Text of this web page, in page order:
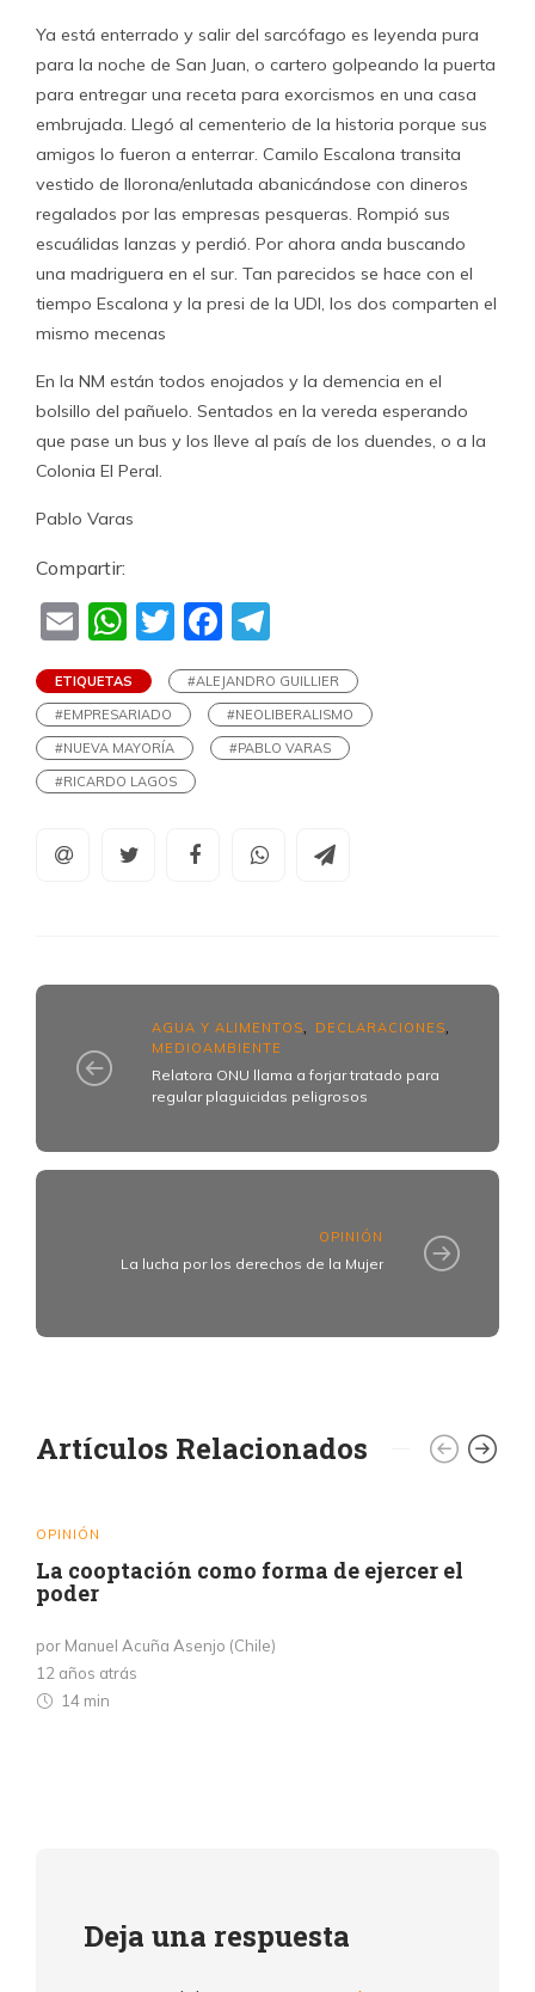
Ya está enterrado y salir del sarcófago es leyenda pura
para la noche de San Juan, o cartero golpeando la puerta
para entregar una receta para exorcismos en una casa
embrujada. Llegó al cementerio de la historia porque sus
amigos lo fueron a enterrar. Camilo Escalona transita
vestido de llorona/enlutada abanicándose con dineros
regalados por las empresas pesqueras. Rompió sus
escuálidas lanzas y perdió. Por ahora anda buscando
una madriguera en el sur. Tan parecidos se hace con el
tiempo Escalona y la presi de la UDI, los dos comparten el
mismo mecenas
En la NM están todos enojados y la demencia en el
bolsillo del pañuelo. Sentados en la vereda esperando
que pase un bus y los lleve al país de los duendes, o a la
Colonia El Peral.
Pablo Varas
Compartir:
EmailWhatsApp
TwitterFacebook
ETIQUETAS
#ALEJANDRO GUILLIER
#EMPRESARIADO
#NEOLIBERALISMO
#NUEVA MAYORÍA
#PABLO VARAS
#RICARDO LAGOS
AGUA Y ALIMENTOS DECLARACIONES
MEDIOAMBIENTE
Relatora ONU llama a forjar tratado para
regular plaguicidas peligrosos
OPINIÓN
La lucha por los derechos de la Mujer
Artículos Relacionados
OPINIÓN
La cooptación como forma de ejercer el
poder
por Manuel Acuña Asenjo (Chile)
12 años atrás
14 min
Deja una respuesta